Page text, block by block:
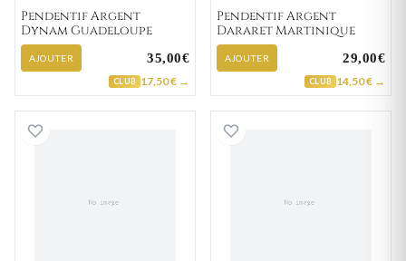
Pendentif Argent
Dynam Guadeloupe
AJOUTER 35,00€
CLUB 17,50 € →
Pendentif Argent
Dararet Martinique
AJOUTER 29,00€
CLUB 14,50 € →
Pendentif Argent Chareuf Guyane